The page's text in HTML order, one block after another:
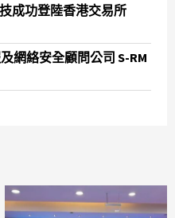
成功登陸香港交易所
網絡安全顧問公司 S-RM